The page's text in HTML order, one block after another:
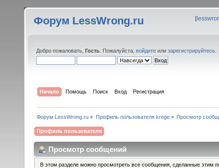
Форум LessWrong.ru [
Добро пожаловать, Гость . Пожалуйста, войдите или зарегистрируйтесь
Начало Помощь Поиск Вход Регистрация
Форум LessWrong.ru » Профиль пользователя krege» Просмотр
Профиль пользователя
Просмотр сообщений
В этом разделе можно просмотреть все сообщения, сделанные этим